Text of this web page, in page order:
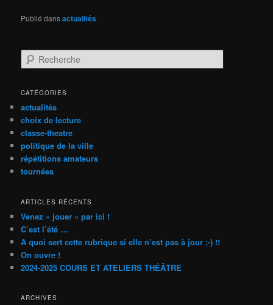
Publié dansactualités
e
h
r
c
h
e
CATÉGORIES
actualités
choix de lecture
classe-theatre
politique de la ville
répétitions amateurs
tournées
ARTICLES RÉCENTS
Venez « jouer » par ici !
C’est l’été …
A quoi sert cette rubrique si elle n’est pas à jour ;-) !!
On ouvre !
2024-2025 COURS ET ATELIERS THÉÂTRE
ARCHIVES